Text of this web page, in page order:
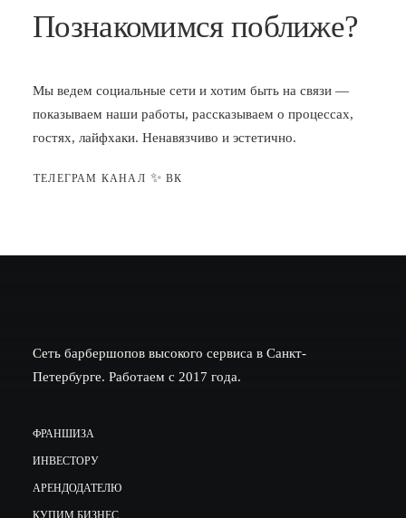
Познакомимся поближе?
Мы ведем социальные сети и хотим быть на связи —
показываем наши работы, рассказываем о процессах,
гостях, лайфхаки. Ненавязчиво и эстетично.
ТЕЛЕГРАМ КАНАЛ ✨ ВК
Сеть барбершопов высокого сервиса в Санкт-
Петербурге. Работаем с 2017 года.
ФРАНШИЗА
ИНВЕСТОРУ
АРЕНДОДАТЕЛЮ
КУПИМ БИЗНЕС